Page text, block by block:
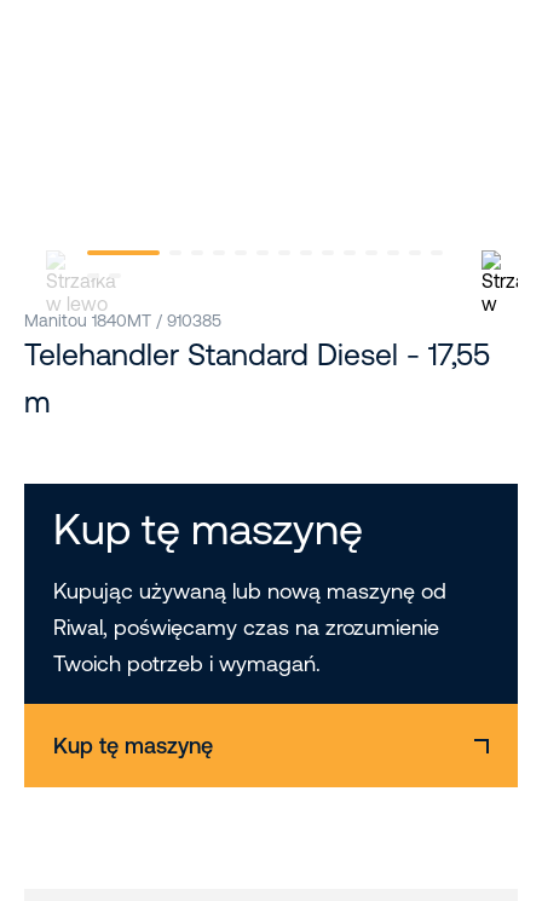
Manitou 1840MT / 910385
Telehandler Standard Diesel - 17,55
m
Kup tę maszynę
Kupując używaną lub nową maszynę od
Riwal, poświęcamy czas na zrozumienie
Twoich potrzeb i wymagań.
Kup tę maszynę